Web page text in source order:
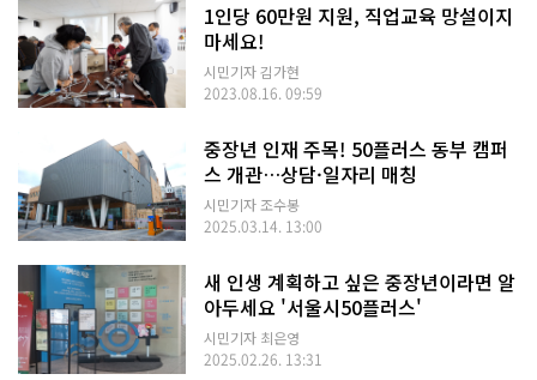
1인당 60만원 지원, 직업교육 망설이지
마세요!
시민기자 김가현
2023.08.16. 09:59
중장년 인재 주목! 50플러스 동부 캠퍼
스 개관…상담·일자리 매칭
시민기자 조수봉
2025.03.14. 13:00
새 인생 계획하고 싶은 중장년이라면 알
아두세요 '서울시50플러스'
시민기자 최은영
2025.02.26. 13:31